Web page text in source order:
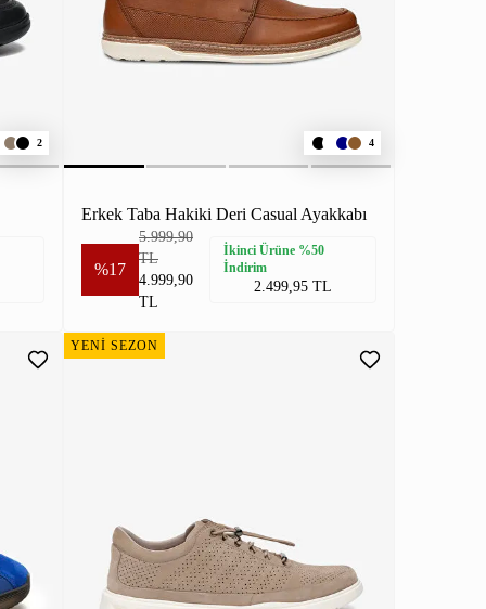
2 4
Erkek Taba Hakiki Deri Casual Ayakkabı
%17
5.999,90
TL
4.999,90
TL
İkinci Ürüne %50
İndirim
2.499,95 TL
YENİ SEZON